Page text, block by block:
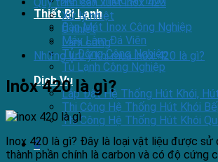
Thiết Bị Lạnh
Bàn Mát Inox Công Nghiệp
Máy Làm Đá Viên
Tủ Đông Công Nghiệp
Tủ Lạnh Công Nghiệp
Dịch Vụ
Lắp Đặt Hệ Thống Hút Khói,
Thi Công Hệ Thống Hút Khói
Thi Công Hệ Thống Hút Khói
0
Xử lý nhiệt
Ủ nhiệt
Làm cứng
Những lưu ý khi mua inox 420 là gì?
Inox 420 là gì?
Inox 420 là gì? Đây là loại vật liệu được sử
thành phần chính là carbon và có độ cứng